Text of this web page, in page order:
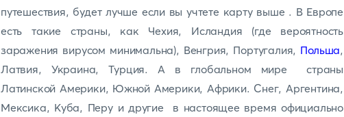
путешествия, будет лучше если вы учтете карту выше . В Европе
есть такие страны, как Чехия, Исландия (где вероятность
заражения вирусом минимальна), Венгрия, Португалия, Польша,
Латвия, Украина, Турция. А в глобальном мире страны
Латинской Америки, Южной Америки, Африки. Снег, Аргентина,
Мексика, Куба, Перу и другие в настоящее время официально